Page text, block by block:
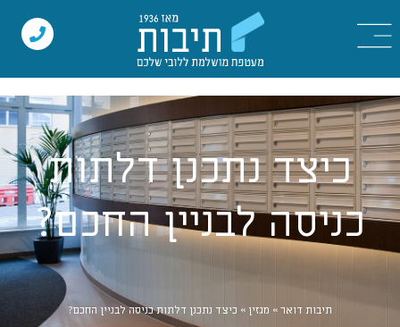
כיצד נתכנן דלתות
כניסה לבניין החכם?
תיבות דואר» מגזין » כיצד נתכנן דלתות כניסה לבניין החכם?